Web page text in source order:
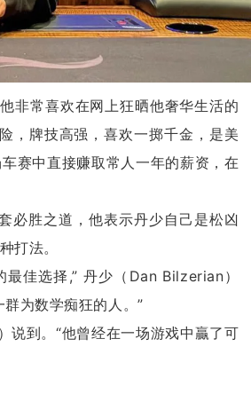
非常喜欢在网上狂晒他奢华生活的
，牌技高强，喜欢一掷千金，是美
赛中直接赚取常人一年的薪资，在
必胜之道，他表示丹少自己是松凶
打法。
佳选择,” 丹少（Dan Bilzerian）
为数学痴狂的人。”
说到。“他曾经在一场游戏中贏了可